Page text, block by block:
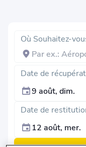
Où Souhaitez-
Date de
9 août, dim.
Date de
12 août, mer.